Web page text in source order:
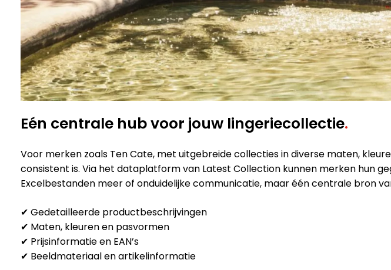
Eén centrale hub voor jouw lingeriecollectie.
Voor merken zoals Ten Cate, met uitgebreide collecties in diverse maten,
consistent is. Via het dataplatform van Latest Collection kunnen merken hun
Excelbestanden meer of onduidelijke communicatie, maar één centrale bron
✔ Gedetailleerde productbeschrijvingen
✔ Maten, kleuren en pasvormen
✔ Prijsinformatie en EAN’s
✔ Beeldmateriaal en artikelinformatie